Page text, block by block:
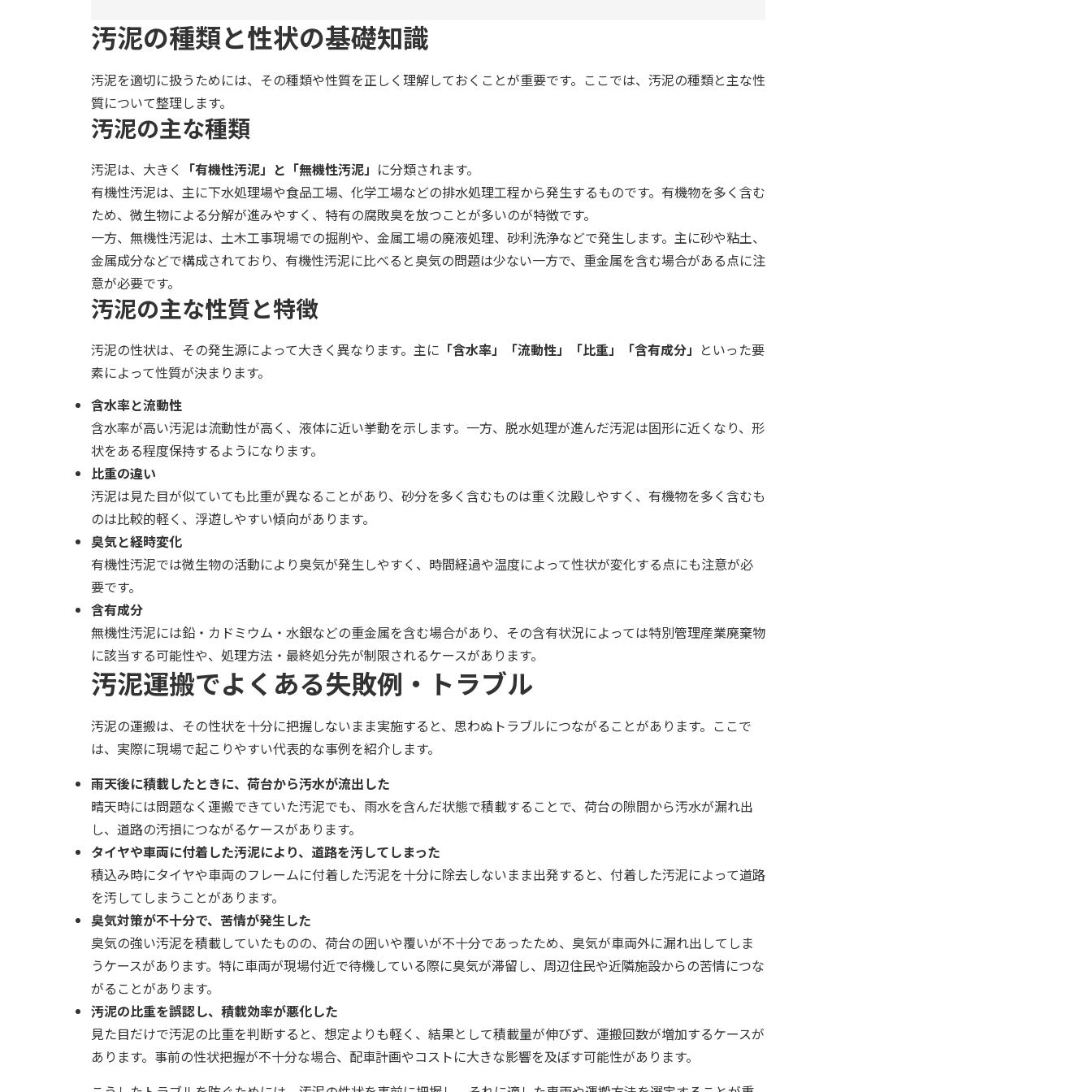
汚泥の種類と性状の基礎知識
汚泥を適切に扱うためには、その種類や性質を正しく理解しておくことが重要です。ここでは、汚泥の種類と主な性
質について整理します。
汚泥の主な種類
汚泥は、大きく 「有機性汚泥」と「無機性汚泥」 に分類されます。
有機性汚泥は、主に下水処理場や食品工場、化学工場などの排水処理工程から発生するものです。有機物を多く含む
ため、微生物による分解が進みやすく、特有の腐敗臭を放つことが多いのが特徴です。
一方、無機性汚泥は、土木工事現場での掘削や、金属工場の廃液処理、砂利洗浄などで発生します。主に砂や粘土、
金属成分などで構成されており、有機性汚泥に比べると臭気の問題は少ない一方で、重金属を含む場合がある点に注
意が必要です。
汚泥の主な性質と特徴
汚泥の性状は、その発生源によって大きく異なります。主に 「含水率」「流動性」「比重」「含有成分」 といった要
素によって性質が決まります。
含水率と流動性
含水率が高い汚泥は流動性が高く、液体に近い挙動を示します。一方、脱水処理が進んだ汚泥は固形に近くなり、形
状をある程度保持するようになります。
比重の違い
汚泥は見た目が似ていても比重が異なることがあり、砂分を多く含むものは重く沈殿しやすく、有機物を多く含むも
のは比較的軽く、浮遊しやすい傾向があります。
臭気と経時変化
有機性汚泥では微生物の活動により臭気が発生しやすく、時間経過や温度によって性状が変化する点にも注意が必
要です。
含有成分
無機性汚泥には鉛・カドミウム・水銀などの重金属を含む場合があり、その含有状況によっては特別管理産業廃棄物
に該当する可能性や、処理方法・最終処分先が制限されるケースがあります。
汚泥運搬でよくある失敗例・トラブル
汚泥の運搬は、その性状を十分に把握しないまま実施すると、思わぬトラブルにつながることがあります。ここで
は、実際に現場で起こりやすい代表的な事例を紹介します。
雨天後に積載したときに、荷台から汚水が流出した
晴天時には問題なく運搬できていた汚泥でも、雨水を含んだ状態で積載することで、荷台の隙間から汚水が漏れ出
し、道路の汚損につながるケースがあります。
タイヤや車両に付着した汚泥により、道路を汚してしまった
積込み時にタイヤや車両のフレームに付着した汚泥を十分に除去しないまま出発すると、付着した汚泥によって道路
を汚してしまうことがあります。
臭気対策が不十分で、苦情が発生した
臭気の強い汚泥を積載していたものの、荷台の囲いや覆いが不十分であったため、臭気が車両外に漏れ出してしま
うケースがあります。特に車両が現場付近で待機している際に臭気が滞留し、周辺住民や近隣施設からの苦情につな
がることがあります。
汚泥の比重を誤認し、積載効率が悪化した
見た目だけで汚泥の比重を判断すると、想定よりも軽く、結果として積載量が伸びず、運搬回数が増加するケースが
あります。事前の性状把握が不十分な場合、配車計画やコストに大きな影響を及ぼす可能性があります。